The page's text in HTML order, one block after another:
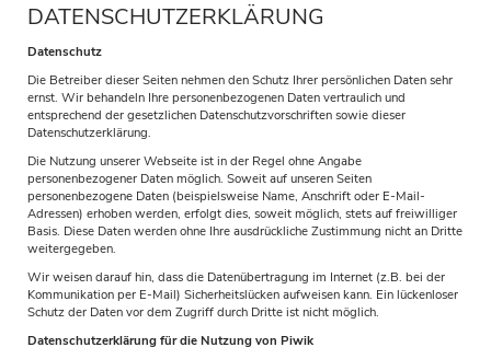
DATENSCHUTZERKLÄRUNG
Datenschutz
Die Betreiber dieser Seiten nehmen den Schutz Ihrer persönlichen Daten sehr
ernst. Wir behandeln Ihre personenbezogenen Daten vertraulich und
entsprechend der gesetzlichen Datenschutzvorschriften sowie dieser
Datenschutzerklärung.
Die Nutzung unserer Webseite ist in der Regel ohne Angabe
personenbezogener Daten möglich. Soweit auf unseren Seiten
personenbezogene Daten (beispielsweise Name, Anschrift oder E-Mail-
Adressen) erhoben werden, erfolgt dies, soweit möglich, stets auf freiwilliger
Basis. Diese Daten werden ohne Ihre ausdrückliche Zustimmung nicht an Dritte
weitergegeben.
Wir weisen darauf hin, dass die Datenübertragung im Internet (z.B. bei der
Kommunikation per E-Mail) Sicherheitslücken aufweisen kann. Ein lückenloser
Schutz der Daten vor dem Zugriff durch Dritte ist nicht möglich.
Datenschutzerklärung für die Nutzung von Piwik